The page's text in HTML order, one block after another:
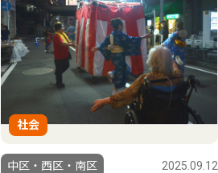
社会
中区・西区・南区 2025.09.12